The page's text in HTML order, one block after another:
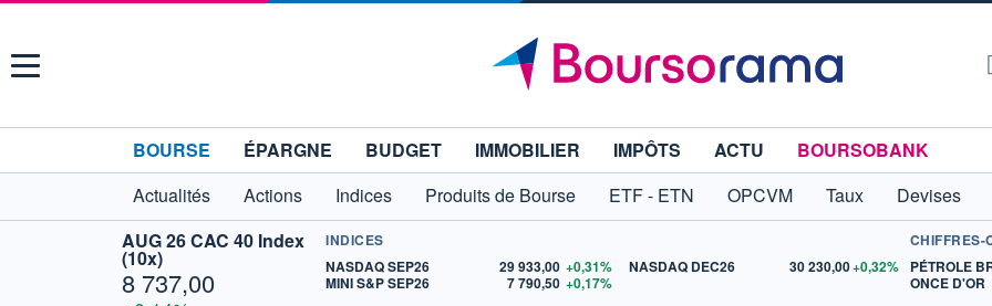
Menu
BOURSE ÉPARGNE BUDGET IMMOBILIER IMPÔTS ACTU
BOURSOBANK
Actualités
Actions Indices Produits de Bourse ETF - ETN OPCVM Taux Devises
AUG 26 CAC 40 Index
(10x)
8 737,00
INDICES
NASDAQ SEP26
29 933,00 +0,31%
MINI S&P SEP26
7 790,50 +0,17%
NASDAQ DEC26 30 230,00+0,32%
CHIFFRES-
PÉTROLE
ONCE D'OR